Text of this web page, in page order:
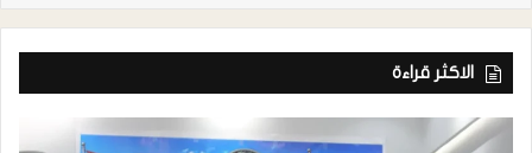
الاكثر قراءة